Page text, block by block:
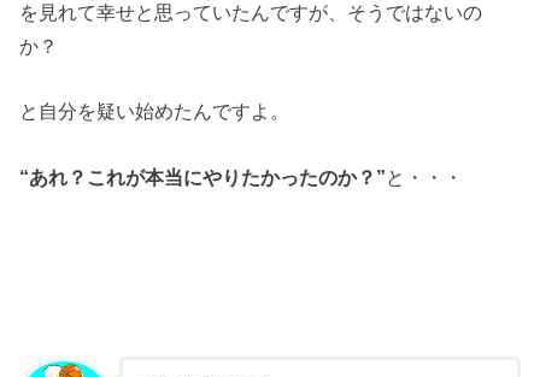
を見れて幸せと思っていたんですが、そうではないの
か？
と自分を疑い始めたんですよ。
“あれ？これが本当にやりたかったのか？”と・・・